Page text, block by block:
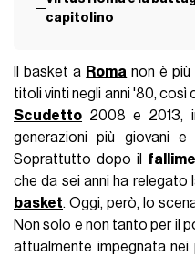
capitolino
Il basket a Roma non è più
titoli vinti negli anni '80, così
Scudetto 2008 e 2013,
generazioni più giovani
Soprattutto dopo il
che da sei anni ha relegato
basket. Oggi, però, lo
Non solo e non tanto per il
attualmente impegnata